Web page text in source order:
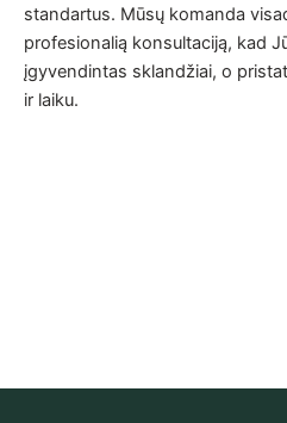
standartus. Mūsų komanda
profesionalią konsultaciją, kad
įgyvendintas sklandžiai, o
ir laiku.